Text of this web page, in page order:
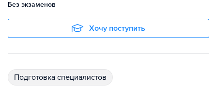
Без экзаменов
Хочу поступить
подготовка специалистов